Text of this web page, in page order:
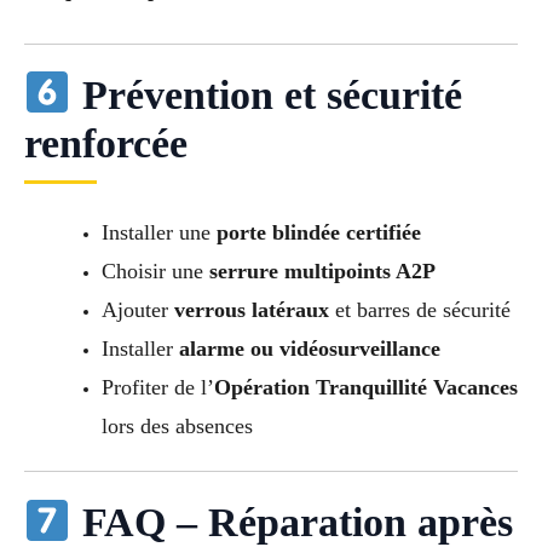
Prévention et sécurité
renforcée
Installer une porte blindée certifiée
Choisir une serrure multipoints A2P
Ajouter verrous latérauxet barres de sécurité
Installer alarme ou vidéosurveillance
Profiter de l’Opération Tranquillité Vacances
lors des absences
FAQ – Réparation après